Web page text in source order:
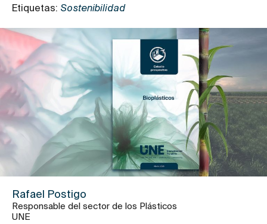
Etiquetas: Sostenibilidad
Rafael Postigo
Responsable del sector de los Plásticos
UNE